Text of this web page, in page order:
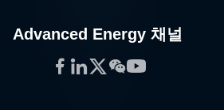
Advanced Energy 채널
Facebook
LinkedIn
Twitter
WeChat
YouTube